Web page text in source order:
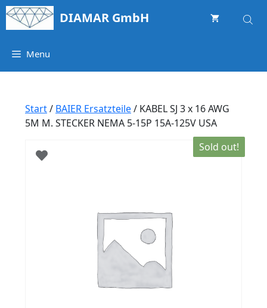
Springe
zum
DIAMAR GmbH
Menu
Start/ BAIER Ersatzteile/ KABEL SJ 3 x 16 AWG
5M M. STECKER NEMA 5-15P 15A-125V USA
Sold out!